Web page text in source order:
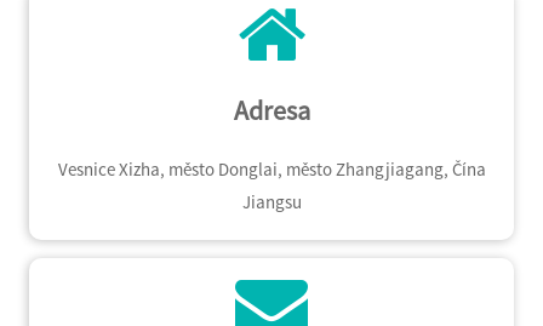
Adresa
Vesnice Xizha, město Donglai, město Zhangjiagang, Čína
Jiangsu